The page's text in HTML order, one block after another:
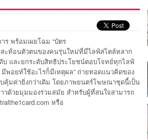
ร พร้อมเผยโฉม “บัตร
สะท้อนตัวตนของคนรุ่นใหม่ที่มีไลฟ์สไตล์หลาก
และยกระดับสิทธิประโยชน์ตอบโจทย์ทุกไลฟ์
พอยท์ใช้อะไรก็มีเหตุผล” ถ่ายทอดแนวคิดของ
คุ้มค่ายิ่งกว่าเดิม โดยภาพยนตร์โฆษณาชุดนี้เป็น
วด้วยมุมมองร่วมสมัย สำหรับผู้ที่สนใจสามารถ
หรือ